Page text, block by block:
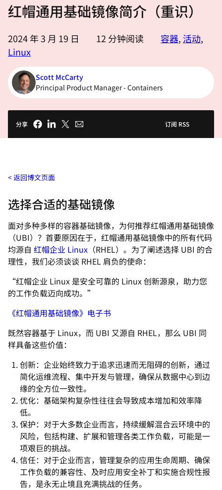
红帽通用基础镜像简介（重识）
2024 年 3 月 19 日 12 分钟阅读 容器, 活动,
Linux
Scott McCarty
Principal Product Manager - Containers
分享 订阅 RSS
返回博文页面
选择合适的基础镜像
面对多种多样的容器基础镜像，为何推荐红帽通用基础镜像
（UBI）？首要原因在于，红帽通用基础镜像中的所有代码
均源自 红帽企业 Linux （RHEL）。为了阐述选择 UBI 的合
理性，我们必须谈谈 RHEL 肩负的使命：
“红帽企业 Linux 是安全可靠的 Linux 创新源泉，助力您
的工作负载迈向成功。”
《红帽通用基础镜像》电子书
既然容器基于 Linux，而 UBI 又源自 RHEL，那么 UBI 同
样具备这些价值：
创新：企业始终致力于追求迅速而无阻碍的创新，通过
简化运维流程、集中开发与管理，确保从数据中心到边
缘的全方位一致性。
优化：基础架构复杂性往往会导致成本增加和效率降
低。
保护：对于大多数企业而言，持续缓解混合云环境中的
风险，包括构建、扩展和管理各类工作负载，可能是一
项艰巨的挑战。
信任：对于企业而言，管理复杂的应用生命周期、确保
工作负载的兼容性、及时应用安全补丁和实施合规性报
告，是永无止境且充满挑战的任务。